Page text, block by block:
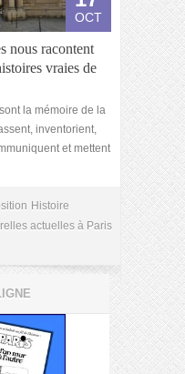
OCT
nous racontent
vraies de
la mémoire de la
inventorient,
et mettent
Histoire
actuelles à Paris